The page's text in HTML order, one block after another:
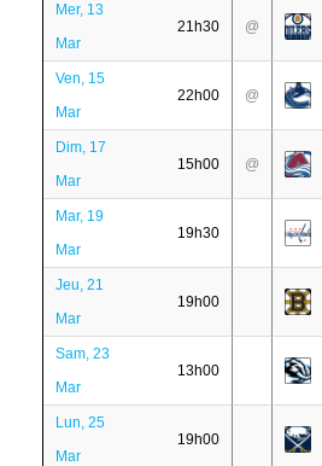
Mer, 13
Mar
21h30 @
Ven, 15
Mar
22h00 @
Dim, 17
Mar
15h00 @
Mar, 19
Mar
19h30
Jeu, 21
Mar
19h00
Sam, 23
Mar
13h00
Lun, 25
Mar
19h00